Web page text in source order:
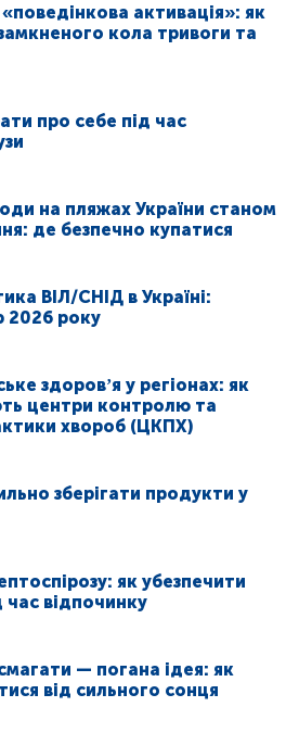
«поведінкова активація»: як
кола тривоги та
про себе під час
на пляжах України станом
де безпечно купатися
ВІЛ/СНІД в Україні:
2026 року
здоровʼя у регіонах: як
центри контролю та
хвороб (ЦКПХ)
зберігати продукти у
як убезпечити
час відпочинку
— погана ідея: як
від сильного сонця